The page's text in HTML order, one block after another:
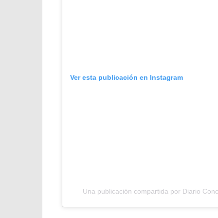
Ver esta publicación en Instagram
Una publicación compartida por Diario